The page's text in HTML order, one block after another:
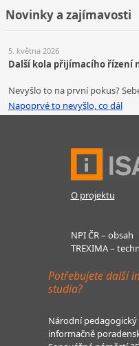
Novinky a zajímavosti
5. května 2026
Další kola přijímacího řízení
Nevyšlo to na první pokus?
Napoprvé to nevyšlo, co dál
O projektu
NPI ČR – obsah
TREXIMA –
Potřebujete další
studia?
Národní
informačně